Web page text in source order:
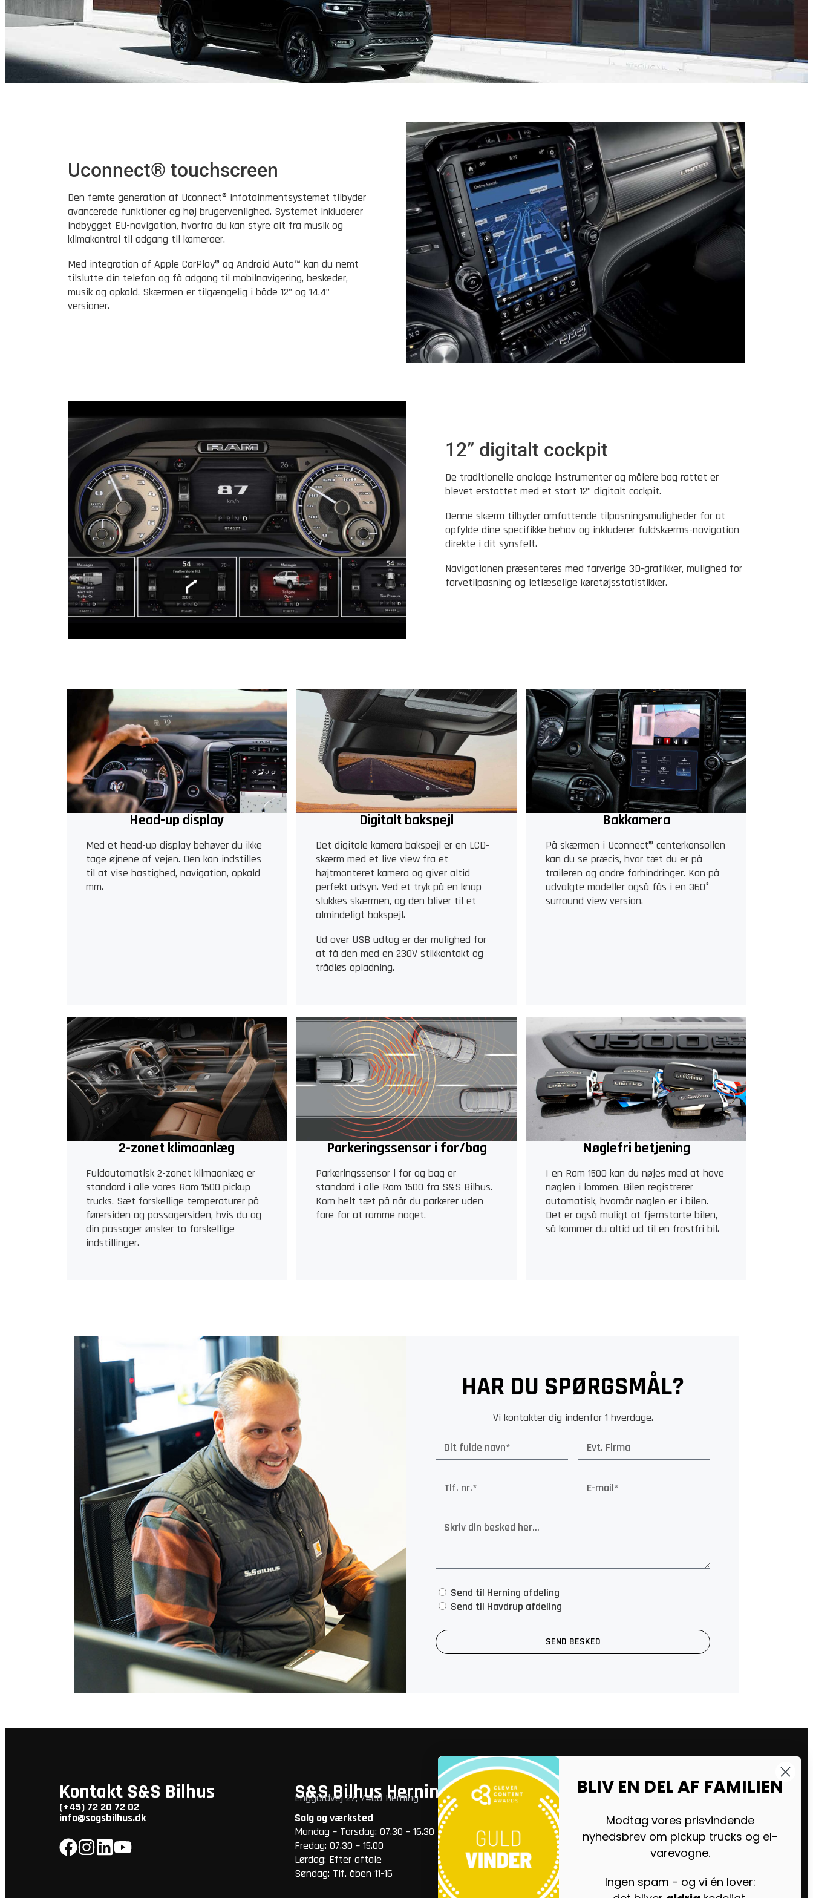
Uconnect® touchscreen
Den femte generation af Uconnect® infotainmentsystemet tilbyder
avancerede funktioner og høj brugervenlighed. Systemet inkluderer
indbygget EU-navigation, hvorfra du kan styre alt fra musik og
klimakontrol til adgang til kameraer.
Med integration af Apple CarPlay® og Android Auto™ kan du nemt
tilslutte din telefon og få adgang til mobilnavigering, beskeder,
musik og opkald. Skærmen er tilgængelig i både 12” og 14.4”
versioner.
12” digitalt cockpit
De traditionelle analoge instrumenter og målere bag rattet er
blevet erstattet med et stort 12” digitalt cockpit.
Denne skærm tilbyder omfattende tilpasningsmuligheder for at
opfylde dine specifikke behov og inkluderer fuldskærms-navigation
direkte i dit synsfelt.
Navigationen præsenteres med farverige 3D-grafikker, mulighed for
farvetilpasning og letlæselige køretøjsstatistikker.
Head-up display
Med et head-up display behøver du ikke
tage øjnene af vejen. Den kan indstilles
til at vise hastighed, navigation, opkald
mm.
Digitalt bakspejl
Det digitale kamera bakspejl er en LCD-
skærm med et live view fra et
højtmonteret kamera og giver altid
perfekt udsyn. Ved et tryk på en knap
slukkes skærmen, og den bliver til et
almindeligt bakspejl.
Ud over USB udtag er der mulighed for
at få den med en 230V stikkontakt og
trådløs opladning.
Bakkamera
På skærmen i Uconnect® centerkonsollen
kan du se præcis, hvor tæt du er på
traileren og andre forhindringer. Kan på
udvalgte modeller også fås i en 360°
surround view version.
2-zonet klimaanlæg
Fuldautomatisk 2-zonet klimaanlæg er
standard i alle vores Ram 1500 pickup
trucks. Sæt forskellige temperaturer på
førersiden og passagersiden, hvis du og
din passager ønsker to forskellige
indstillinger.
Parkeringssensor i for/bag
Parkeringssensor i for og bag er
standard i alle Ram 1500 fra S&S Bilhus.
Kom helt tæt på når du parkerer uden
fare for at ramme noget.
Nøglefri betjening
I en Ram 1500 kan du nøjes med at have
nøglen i lommen. Bilen registrerer
automatisk, hvornår nøglen er i bilen.
Det er også muligt at fjernstarte bilen,
så kommer du altid ud til en frostfri bil.
HAR DU SPØRGSMÅL?
Vi kontakter dig indenfor 1 hverdage.
Send til Herning afdeling
Send til Havdrup afdeling
SEND BESKED
Kontakt S&S Bilhus
(+45) 72 20 72 02
info@sogsbilhus.dk
S&S Bilhus Herning
Enggårdvej 27, 7400 Herning
Salg og værksted
Mandag – Torsdag: 07.30 – 16.30
Fredag: 07.30 – 15.00
Lørdag: Efter aftale
Søndag: Tlf. åben 11-16
S&S Bilhus Havdrup
Salbjergvej 28, 4622 Havdrup
Salg
Mandag – Torsdag: 08.00 – 17.00
Fredag: 08.00 – 14.00
Lørdag: Efter aftale
Søndag: Tlf. åben 11-16
BLIV EN DEL AF FAMILIEN
Modtag vores prisvindende
nyhedsbrev om pickup trucks og el-
varevogne.
Ingen spam - og vi én lover: